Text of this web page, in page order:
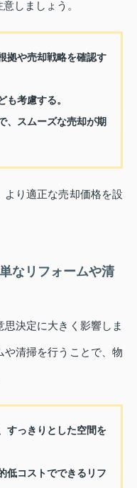
しましょう。
拠や売却戦略を確認す
考慮する。
、スムーズな売却が期
り適正な売却価格を設
なリフォームや清
決定に大きく影響しま
清掃を行うことで、物
すっきりとした空間を
低コストでできるリフ